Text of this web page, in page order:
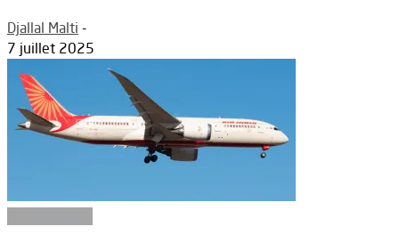
Djallal Malti -
7 juillet 2025